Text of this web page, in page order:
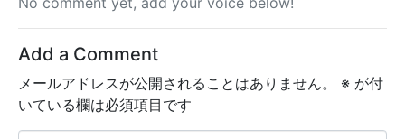
Add a Comment
メールアドレスが公開されることはありません。 ※ が付
いている欄は必須項目です